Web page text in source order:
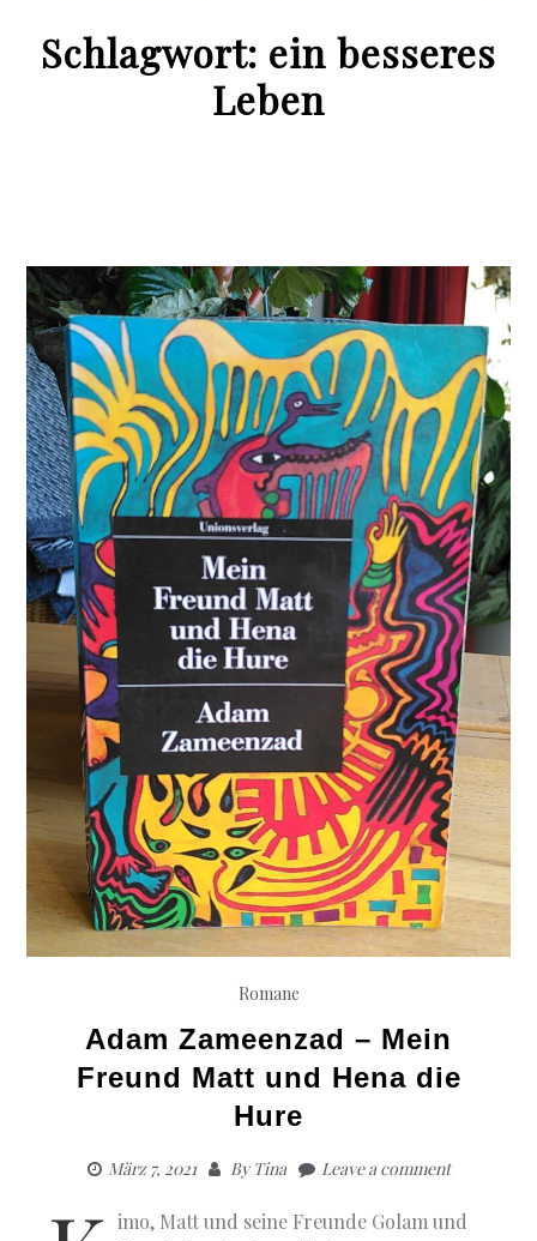
Schlagwort: ein besseres
Leben
Romane
Adam Zameenzad – Mein
Freund Matt und Hena die
Hure
März 7, 2021 ByTina Leave a comment
imo, Matt und seine Freunde Golam und